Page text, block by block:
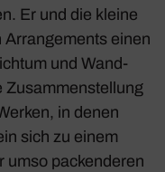
Er und die kleine
einen
und Wand­
Zusam­men­stel­lung
in denen
sich zu einem
umso packen­deren